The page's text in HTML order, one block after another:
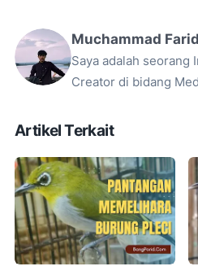
Muchammad Farid
Saya adalah seorang
Creator di bidang
Artikel Terkait